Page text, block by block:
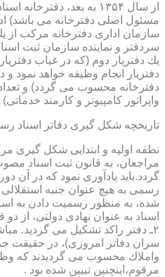
از سال ۱۳۵۴ به بعد،
مسئول اصلی دفترخانه می باشد)
سازمان اداری دفترخانه مركب از
سردفتر و نماینده سازمان ثبت
یك دفتریار دوم (كه در غیاب
دفتریار انجام وظیفه خواهد نمود و
دفترخانه محسوب می گردد) و
واپراتور كامپیوتر و كارمند
تاریخچه شكل گیری دفاتر اسناد
نطفه اولیه و ابتدایی شكل گیری
گردد.باید یادآوری نمود كه در آن
رسمی به هیچ عنوان جنبه
شده، به منظور رسمیت دادن به
۲ـ دفتر راكد تشكیل می گردید.
سران دفاتر امروزی)، در حقیقت
مرقوم،اینچنین تبیین شده بود .